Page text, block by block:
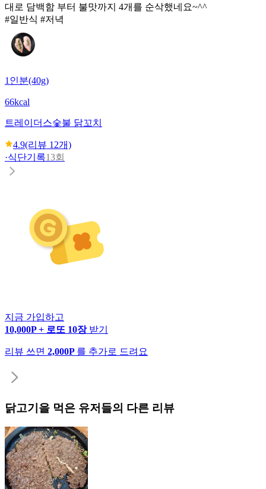
대로 담백함 부터 불맛까지 4개를 순삭했네요~^^
#일반식 #저녁
1인분(40g)
66kcal
트레이더스숯불 닭꼬치
4.9(리뷰 12개)
·식단기록13회
지금 가입하고
10,000P + 로또 10장 받기
리뷰 쓰면 2,000P 를 추가로 드려요
닭고기 을 먹은 유저들의 다른 리뷰